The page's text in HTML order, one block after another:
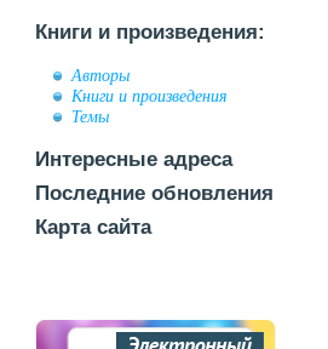
Книги и произведения:
Авторы
Книги и произведения
Темы
Интересные адреса
Последние обновления
Карта сайта